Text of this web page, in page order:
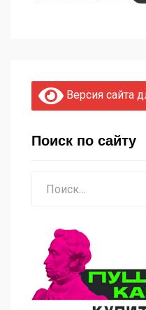
Версия сайта
Поиск по сайту